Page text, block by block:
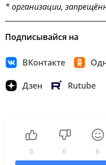
* организации,
Подписывайся на
ВКонтакте
Дзен Rutube
0 0 0